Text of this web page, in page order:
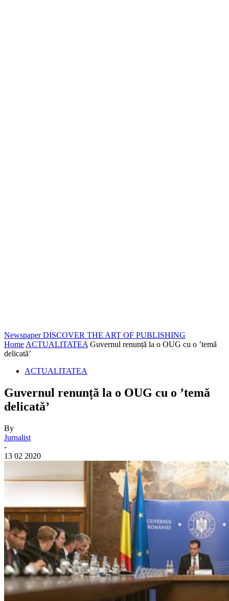
Newspaper DISCOVER THE ART OF PUBLISHING
Home ACTUALITATEA Guvernul renunță la o OUG cu o ’temă
delicată’
ACTUALITATEA
Guvernul renunță la o OUG cu o ’temă
delicată’
By
Jurnalist
-
13 02 2020